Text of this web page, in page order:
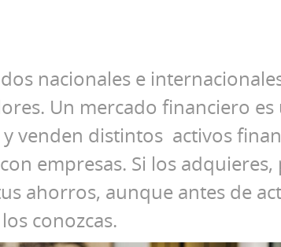
nacionales e
Un mercado financiero es
venden distintos activos
empresas. Si los
ahorros, aunque antes de
conozcas.